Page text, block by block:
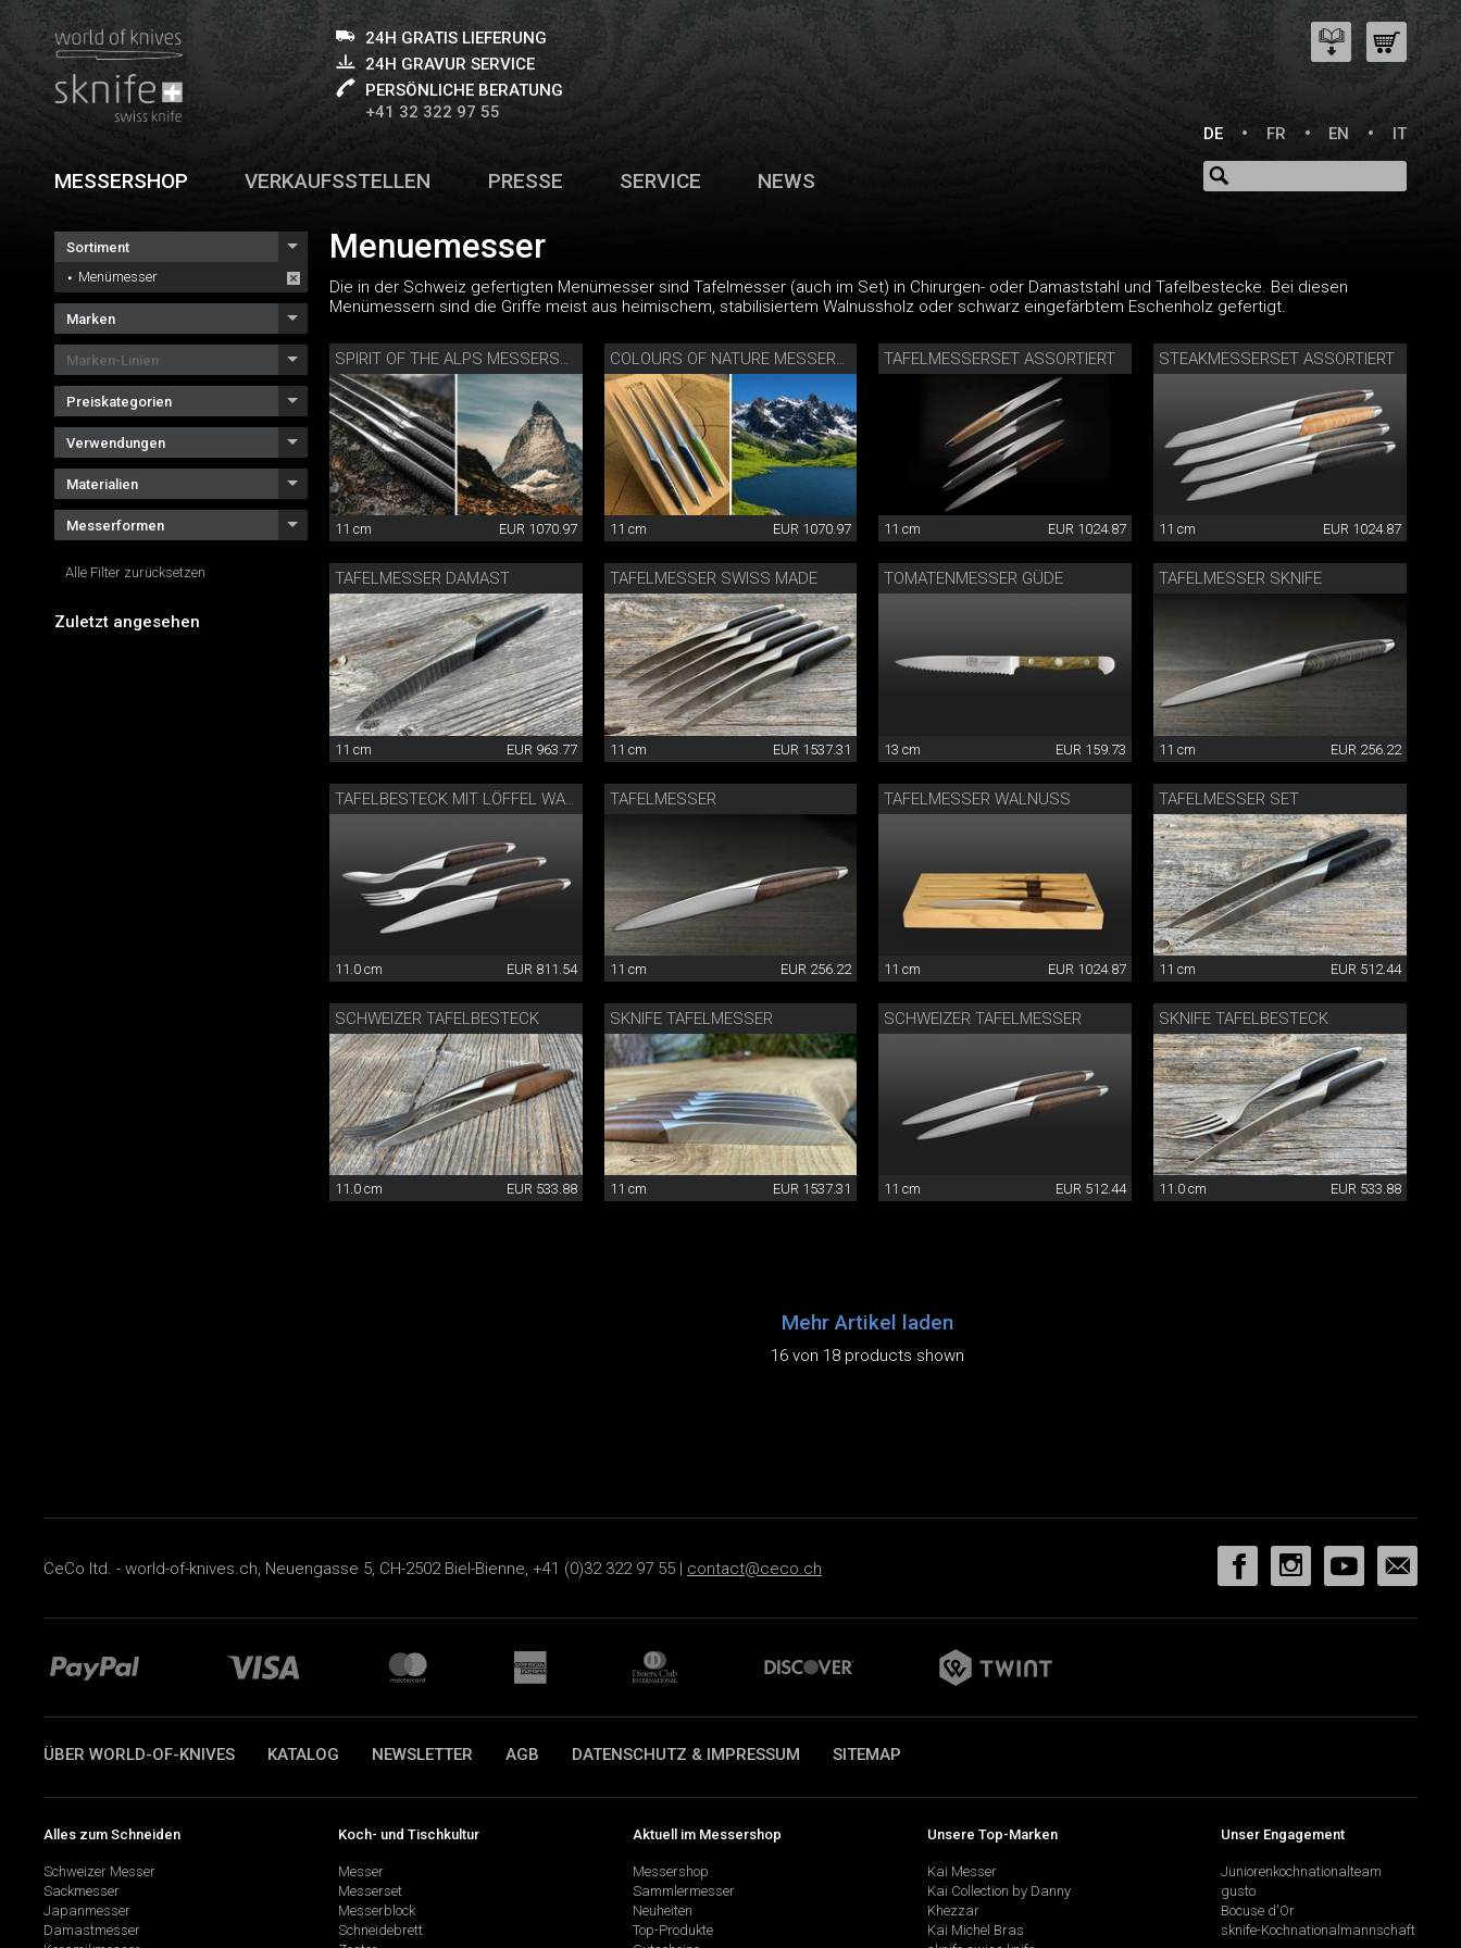
24H GRATIS LIEFERUNG
24H GRAVUR SERVICE
PERSÖNLICHE BERATUNG
+41 32 322 97 55
DE
FR EN IT
MESSERSHOP VERKAUFSSTELLEN PRESSE SERVICE NEWS
Sortiment
Menümesser
Marken
Marken-Linien
Preiskategorien
Verwendungen
Materialien
Messerformen
Alle Filter zurücksetzen
Zuletzt angesehen
Menuemesser
Die in der Schweiz gefertigten Menümesser sind Tafelmesser (auch im Set) in Chirurgen- oder Damaststahl und Tafelbestecke. Bei diesen
Menümessern sind die Griffe meist aus heimischem, stabilisiertem Walnussholz oder schwarz eingefärbtem Eschenholz gefertigt.
SPIRIT OF THE ALPS MESSERSET
11 cm EUR 1070.97
COLOURS OF NATURE MESSERSET
11 cm EUR 1070.97
TAFELMESSERSET ASSORTIERT
11 cm EUR 1024.87
STEAKMESSERSET ASSORTIERT
11 cm EUR 1024.87
TAFELMESSER DAMAST
11 cm EUR 963.77
TAFELMESSER SWISS MADE
11 cm EUR 1537.31
TOMATENMESSER GÜDE
13 cm EUR 159.73
TAFELMESSER SKNIFE
11 cm EUR 256.22
TAFELBESTECK MIT LÖFFEL WALNUSS
11.0 cm EUR 811.54
TAFELMESSER
11 cm EUR 256.22
TAFELMESSER WALNUSS
11 cm EUR 1024.87
TAFELMESSER SET
11 cm EUR 512.44
SCHWEIZER TAFELBESTECK
11.0 cm EUR 533.88
SKNIFE TAFELMESSER
11 cm EUR 1537.31
SCHWEIZER TAFELMESSER
11 cm EUR 512.44
SKNIFE TAFELBESTECK
11.0 cm EUR 533.88
Mehr Artikel laden
16 von 18 products shown
CeCo ltd. - world-of-knives.ch, Neuengasse 5, CH-2502 Biel-Bienne, +41 (0)32 322 97 55 | contact@ceco.ch
ÜBER WORLD-OF-KNIVES KATALOG NEWSLETTER AGB DATENSCHUTZ & IMPRESSUM SITEMAP
Alles zum Schneiden
Schweizer Messer
Sackmesser
Japanmesser
Damastmesser
Koch- und Tischkultur
Messer
Messerset
Messerblock
Schneidebrett
Aktuell im Messershop
Messershop
Sammlermesser
Neuheiten
Top-Produkte
Unsere Top-Marken
Kai Messer
Kai Collection by Danny
Khezzar
Kai Michel Bras
Unser Engagement
Juniorenkochnationalteam
gusto
Bocuse d'Or
sknife-Kochnationalmannschaft